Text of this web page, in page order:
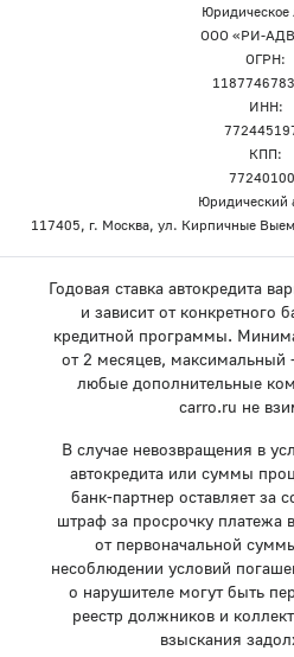
Юридическое
ООО «РИ-
ОГРН:
ИНН:
КПП:
Юридический
117405, г. Москва, ул. Кирпичные
Годовая ставка автокредита
и зависит от конкретного
кредитной программы.
от 2 месяцев, максимальный
любые дополнительные
carro.ru не
В случае невозвращения в
автокредита или суммы
банк-партнер оставляет за
штраф за просрочку платежа
от первоначальной
несоблюдении условий
о нарушителе могут быть
реестр должников и
взыскания